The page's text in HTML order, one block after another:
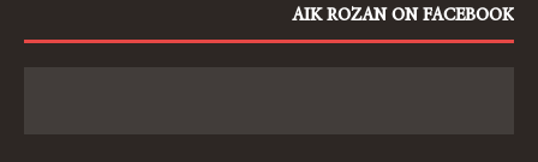
AIK ROZAN ON FACEBOOK